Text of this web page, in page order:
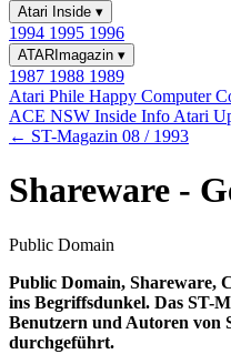
Atari Inside ▾
1994 1995 1996
ATARImagazin ▾
1987 1988 1989
Atari Phile Happy Computer
ACE NSW Inside Info Atari
← ST-Magazin 08 / 1993
Shareware -
Public Domain
Public Domain, Shareware,
ins Begriffsdunkel. Das ST-
Benutzern und Autoren von
durchgeführt.